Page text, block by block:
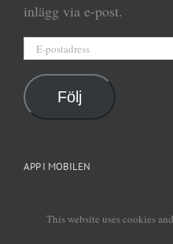
inlägg via e-post.
Följ
APP I MOBILEN
Lägg en genväg till
eller surfplattans
This website uses cookies